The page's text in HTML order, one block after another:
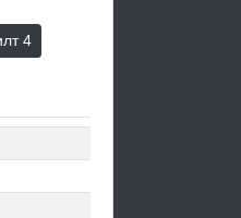
4